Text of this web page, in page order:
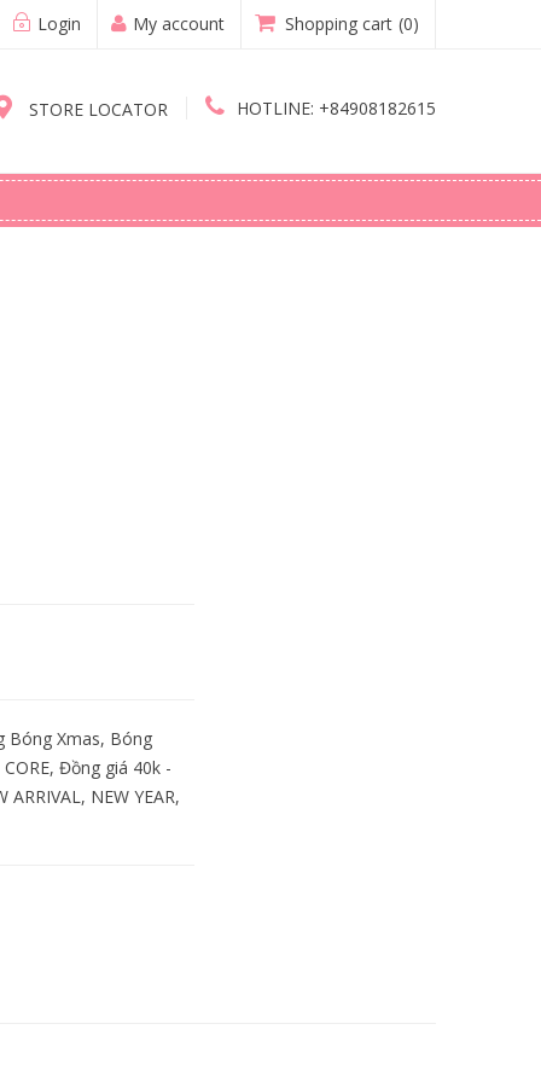
Login My account Shopping cart (0)
STORE LOCATOR HOTLINE: +84908182615
Bóng Xmas, Bóng
, Đồng giá 40k -
ARRIVAL, NEW YEAR,